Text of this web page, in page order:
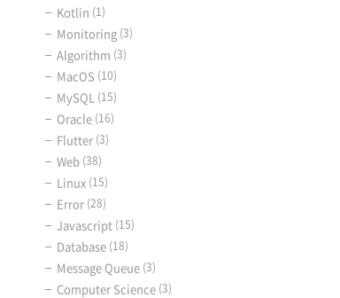
Kotlin (1)
Monitoring (3)
Algorithm (3)
MacOS (10)
MySQL (15)
Oracle (16)
Flutter (3)
Web (38)
Linux (15)
Error (28)
Javascript (15)
Database (18)
Message Queue (3)
Computer Science (3)